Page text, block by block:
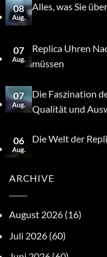
08
Aug.
Alles, was Sie
07
Aug.
Replica Uhren
müssen
07
Aug.
Die Faszination
Qualität und
06
Aug.
Die Welt der
ARCHIVE
August 2026 (16)
Juli 2026 (60)